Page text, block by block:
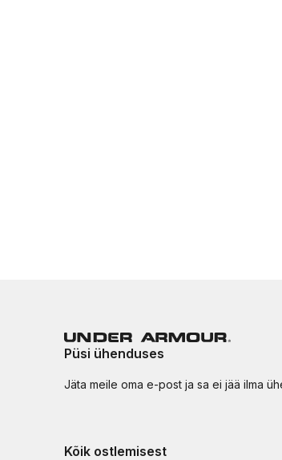
Püsi ühenduses
Jäta meile oma e-post ja sa ei jää ilma
Kõik ostlemisest